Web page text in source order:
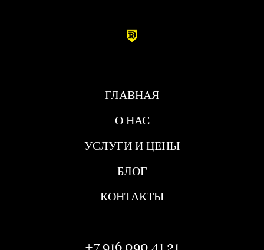
ГЛАВНАЯ
О НАС
УСЛУГИ И ЦЕНЫ
БЛОГ
КОНТАКТЫ
+7 916 090 41 21